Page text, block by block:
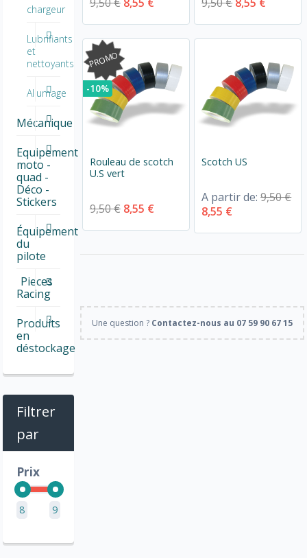
PROMO
-10%
Rouleau de scotch
U.S vert
9,50 € 8,55 €
Scotch US
A partir de:9,50 €
8,55 €
Une question ? Contactez-nous au 07 59 90 67 15
chargeur
Lubrifiants
et
nettoyants
Allumage
Mécanique
Equipement
moto -
quad -
Déco -
Stickers
Équipement
du
pilote
Pieces
Racing
Produits
en
déstockage
Filtrer
par
Prix
8 9